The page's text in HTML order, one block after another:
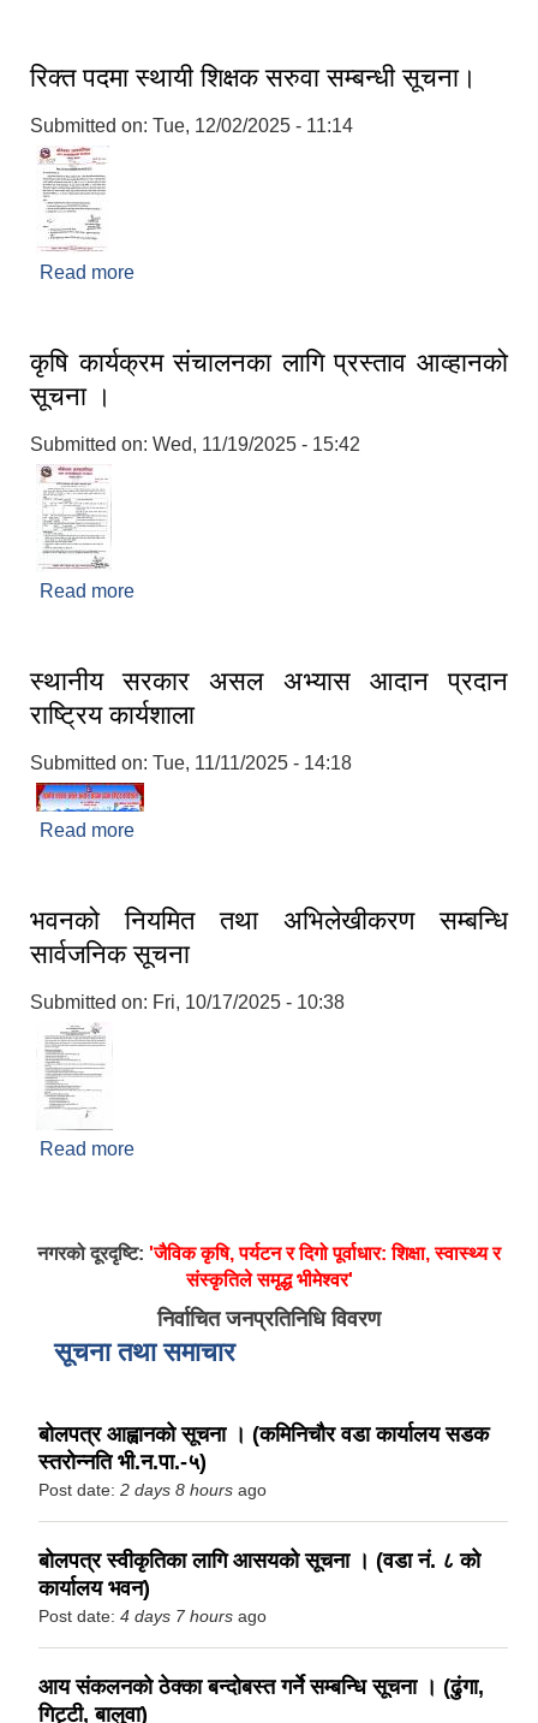
रिक्त पदमा स्थायी शिक्षक सरुवा सम्बन्धी सूचना।
Submitted on: Tue, 12/02/2025 - 11:14
Read more
कृषि कार्यक्रम संचालनका लागि प्रस्ताव आव्हानको
सूचना ।
Submitted on: Wed, 11/19/2025 - 15:42
Read more
स्थानीय सरकार असल अभ्यास आदान प्रदान
राष्ट्रिय कार्यशाला
Submitted on: Tue, 11/11/2025 - 14:18
Read more
भवनको नियमित तथा अभिलेखीकरण सम्बन्धि
सार्वजनिक सूचना
Submitted on: Fri, 10/17/2025 - 10:38
Read more
नगरको दूरदृष्टि: 'जैविक कृषि, पर्यटन र दिगो पूर्वाधार: शिक्षा, स्वास्थ्य र
संस्कृतिले समृद्ध भीमेश्वर'
निर्वाचित जनप्रतिनिधि विवरण
सूचना तथा समाचार
बोलपत्र आह्वानको सूचना । (कमिनिचौर वडा कार्यालय सडक
स्तरोन्नति भी.न.पा.-५)
Post date: 2 days 8 hours ago
बोलपत्र स्वीकृतिका लागि आसयको सूचना । (वडा नं. ८ को
कार्यालय भवन)
Post date: 4 days 7 hours ago
आय संकलनको ठेक्का बन्दोबस्त गर्ने सम्बन्धि सूचना । (ढुंगा,
गिट्टी, बालुवा)